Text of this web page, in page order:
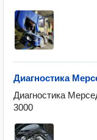
Диагностика
Диагностика